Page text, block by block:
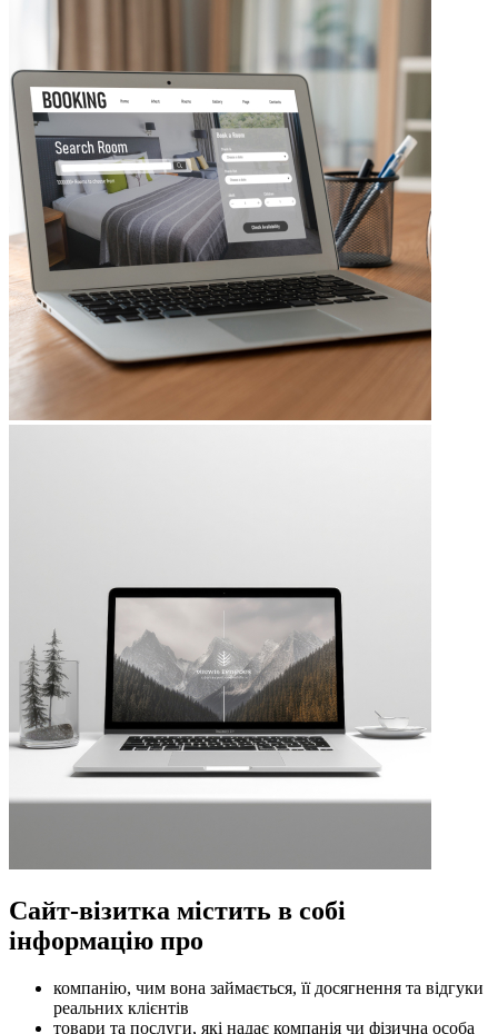
Сайт-візитка містить в собі
інформацію про
компанію, чим вона займається, її досягнення та відгуки
реальних клієнтів
товари та послуги, які надає компанія чи фізична особа